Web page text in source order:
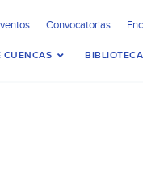
Convocatorias
CUENCAS BIBLIOTECA